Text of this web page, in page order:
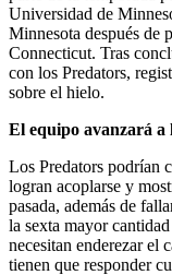
Universidad de
Minnesota después de
Connecticut. Tras
con los Predators,
sobre el hielo.
El equipo avanzará
Los Predators podrían
logran acoplarse y
pasada, además de
la sexta mayor
necesitan enderezar el
tienen que responder